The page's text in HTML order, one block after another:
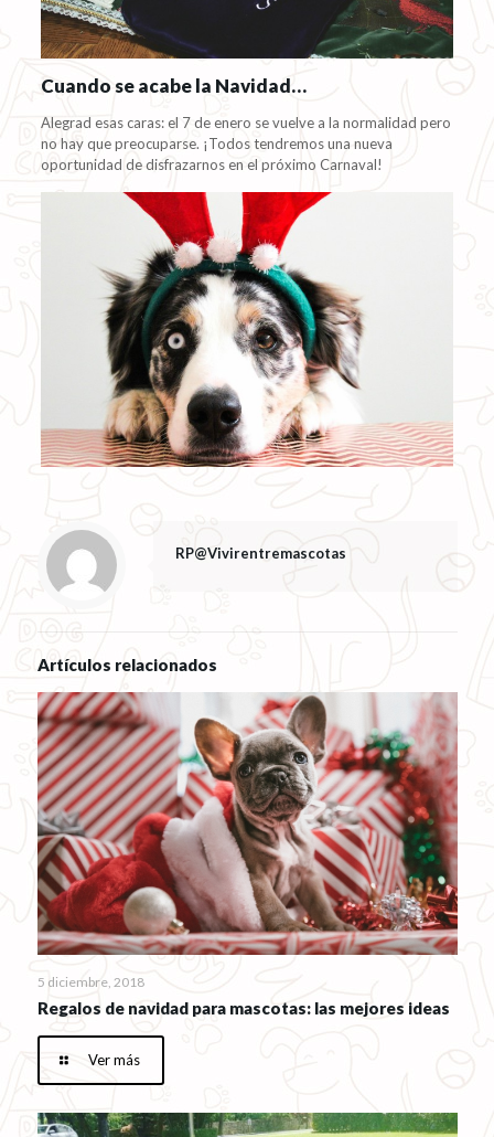
Cuando se acabe la Navidad…
Alegrad esas caras: el 7 de enero se vuelve a la normalidad pero
no hay que preocuparse. ¡Todos tendremos una nueva
oportunidad de disfrazarnos en el próximo Carnaval!
RP@Vivirentremascotas
Artículos relacionados
5 diciembre, 2018
Regalos de navidad para mascotas: las mejores ideas
Ver más